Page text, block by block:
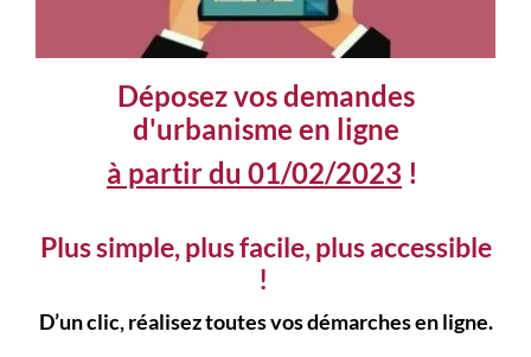
Déposez vos demandes
d'urbanisme en ligne
à partir du 01/02/2023 !
Plus simple, plus facile, plus accessible
!
D’un clic, réalisez toutes vos démarches en ligne.